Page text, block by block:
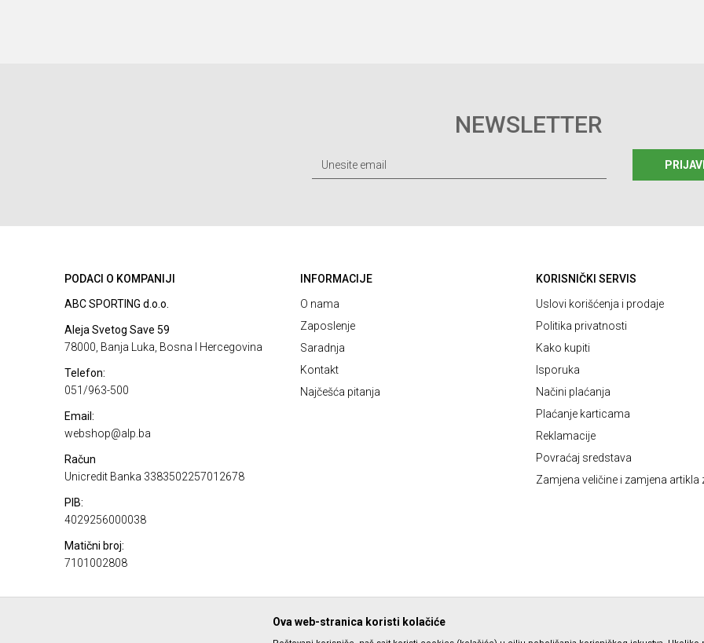
NEWSLETTER
PODACI O KOMPANIJI
ABC SPORTING d.o.o.
Aleja Svetog Save 59
78000, Banja Luka, Bosna I Hercegovina
Telefon:
051/963-500
Email:
webshop@alp.ba
Račun
Unicredit Banka 3383502257012678
PIB:
4029256000038
Matični broj:
7101002808
INFORMACIJE
O nama
Zaposlenje
Saradnja
Kontakt
Najčešća pitanja
KORISNIČKI SERVIS
Uslovi korišćenja i prodaje
Politika privatnosti
Kako kupiti
Isporuka
Načini plaćanja
Plaćanje karticama
Reklamacije
Povraćaj sredstava
Zamjena veličine i zamjena artikla
Ova web-stranica koristi kolačiće